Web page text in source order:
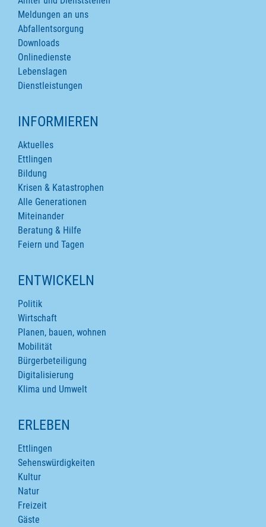
Meldungen an uns
Abfallentsorgung
Downloads
Onlinedienste
Lebenslagen
Dienstleistungen
INFORMIEREN
Aktuelles
Ettlingen
Bildung
Krisen & Katastrophen
Alle Generationen
Miteinander
Beratung & Hilfe
Feiern und Tagen
ENTWICKELN
Politik
Wirtschaft
Planen, bauen, wohnen
Mobilität
Bürgerbeteiligung
Digitalisierung
Klima und Umwelt
ERLEBEN
Ettlingen
Sehenswürdigkeiten
Kultur
Natur
Freizeit
Gäste